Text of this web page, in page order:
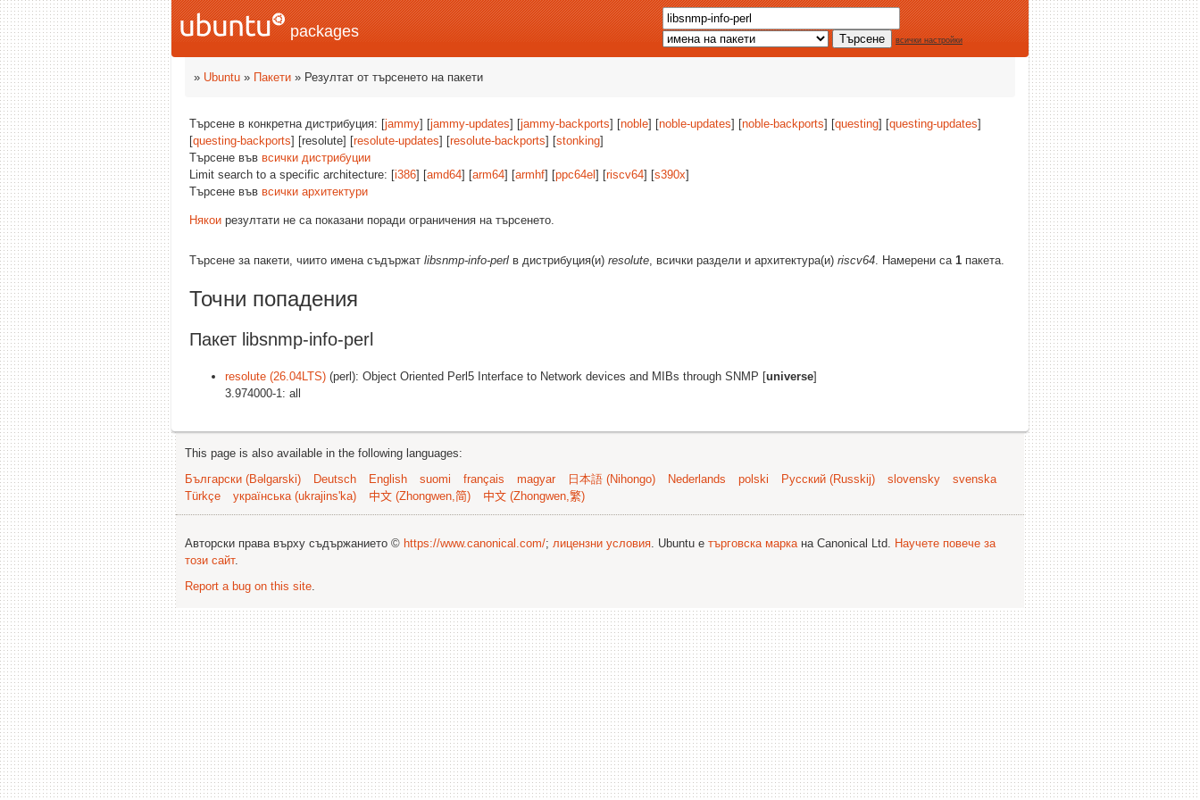
packages всички настройки
» Ubuntu » Пакети » Резултат от търсенето на пакети
Търсене в конкретна дистрибуция: [jammy] [jammy-updates] [jammy-backports] [noble] [noble-updates] [noble-backports] [questing] [questing-updates]
[questing-backports] [resolute] [resolute-updates] [resolute-backports] [stonking]
Търсене във всички дистрибуции
Limit search to a specific architecture: [i386] [amd64] [arm64] [armhf] [ppc64el ] [riscv64] [s390x]
Търсене във всички архитектури
Някои резултати не са показани поради ограничения на търсенето.
Търсене за пакети, чиито имена съдържат libsnmp-info-perl в дистрибуция(и) resolute, всички раздели и архитектура(и) riscv64. Намерени са 1 пакета.
Точни попадения
Пакет libsnmp-info-perl
resolute (26.04LTS) (perl): Object Oriented Perl5 Interface to Network devices and MIBs through SNMP [universe]
3.974000-1: all
This page is also available in the following languages:
Български (Bəlgarski)
Deutsch English suomi français magyar 日本語 (Nihongo) Nederlands polski Русский (Russkij) slovensky
svenska
Türkçe
українська (ukrajins'ka) 中文 (Zhongwen,简) 中文 (Zhongwen,繁)
Авторски права върху съдържанието © https://www.canonical.com/; лицензни условия . Ubuntu е търговска марка на Canonical Ltd.
Научете повече за
този сайт.
Report a bug on this site